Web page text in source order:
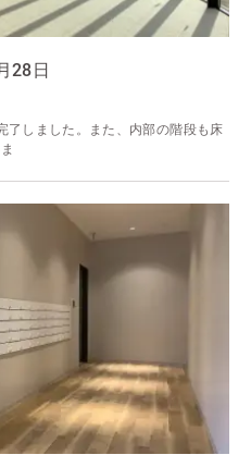
28日
了しました。また、内部の階段も床